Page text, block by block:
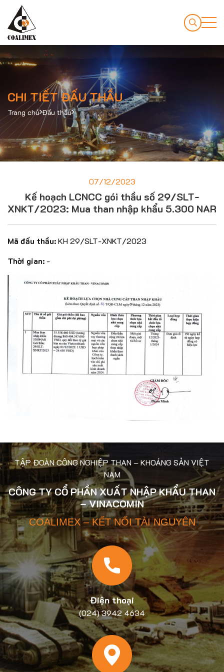
CHI TIẾT ĐẤU THẦU
Trang chủ Đấu thầu
07/12/2023
Kế hoạch LCNCC gói thầu số 29/SLT-
XNKT/2023: Mua than nhập khẩu 5.300 NAR
Mã đấu thầu:KH 29/SLT-XNKT/2023
Thời gian:-
TẬP ĐOÀN CÔNG NGHIỆP THAN – KHOÁNG SẢN VIỆT
NAM
CÔNG TY CỔ PHẦN XUẤT NHẬP KHẨU THAN
– VINACOMIN
COALIMEX – KẾT NỐI TÀI NGUYÊN
Điện thoại
(024) 3942 4634